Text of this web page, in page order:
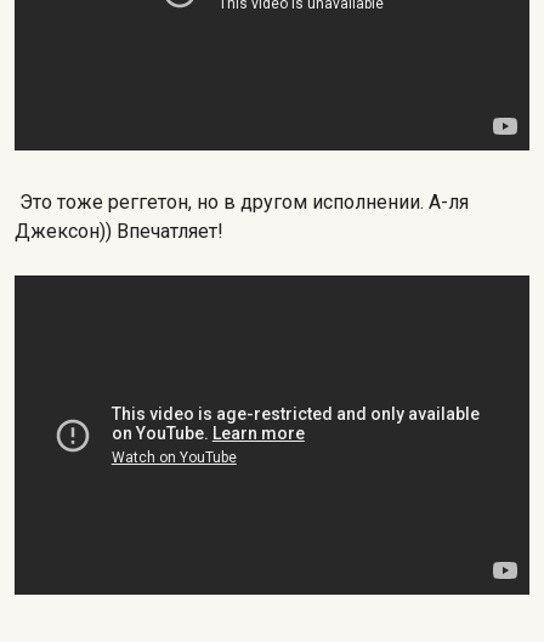
Это тоже реггетон, но в другом исполнении. А-ля
Джексон)) Впечатляет!